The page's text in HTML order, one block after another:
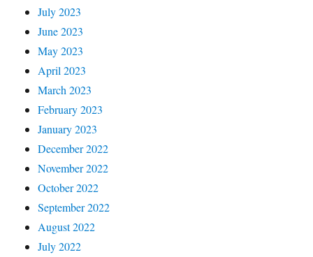
July 2023
June 2023
May 2023
April 2023
March 2023
February 2023
January 2023
December 2022
November 2022
October 2022
September 2022
August 2022
July 2022